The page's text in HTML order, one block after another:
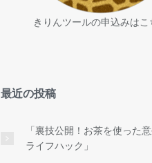
きりんツールの申込みはこ
最近の投稿
「裏技公開！お茶を使った
ライフハック」